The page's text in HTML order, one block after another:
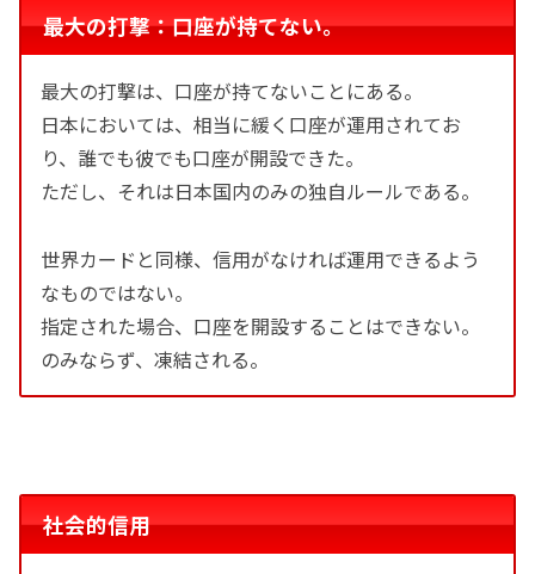
最大の打撃：口座が持てない。
最大の打撃は、口座が持てないことにある。
日本においては、相当に緩く口座が運用されてお
り、誰でも彼でも口座が開設できた。
ただし、それは日本国内のみの独自ルールである。
世界カードと同様、信用がなければ運用できるよう
なものではない。
指定された場合、口座を開設することはできない。
のみならず、凍結される。
社会的信用